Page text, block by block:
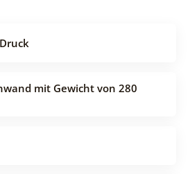
mit Gewicht von 280